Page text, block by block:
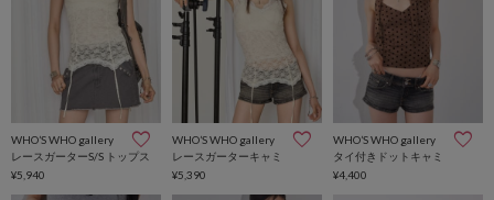
WHO’S WHO gallery
レースガーターS/S トップス
¥5,940
WHO’S WHO gallery
レースガーターキャミ
¥5,390
WHO’S WHO gallery
タイ付きドットキャミ
¥4,400